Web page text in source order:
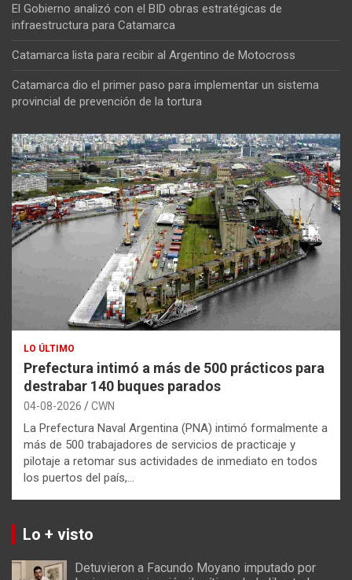
El Gobierno analizó con el BID obras estratégicas de
infraestructura para Catamarca
Catamarca lista para recibir al Argentino de Motocross
Catamarca dio el primer paso para implementar un sistema
provincial de prevención de la tortura
LO ÚLTIMO
Prefectura intimó a más de 500 prácticos para
destrabar 140 buques parados
04-08-2026 CWN
La Prefectura Naval Argentina (PNA) intimó formalmente a
más de 500 trabajadores de servicios de practicaje y
pilotaje a retomar sus actividades de inmediato en todos
los puertos del país,…
Lo + visto
Detuvieron a Facundo Moyano imputado por